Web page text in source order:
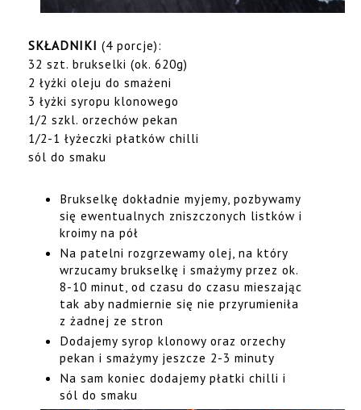
SKŁADNIKI (4 porcje):
32 szt. brukselki (ok. 620g)
2 łyżki oleju do smażeni
3 łyżki syropu klonowego
1/2 szkl. orzechów pekan
1/2-1 łyżeczki płatków chilli
sól do smaku
Brukselkę dokładnie myjemy, pozbywamy
się ewentualnych zniszczonych listków i
kroimy na pół
Na patelni rozgrzewamy olej, na który
wrzucamy brukselkę i smażymy przez ok.
8-10 minut, od czasu do czasu mieszając
tak aby nadmiernie się nie przyrumieniła
z żadnej ze stron
Dodajemy syrop klonowy oraz orzechy
pekan i smażymy jeszcze 2-3 minuty
Na sam koniec dodajemy płatki chilli i
sól do smaku